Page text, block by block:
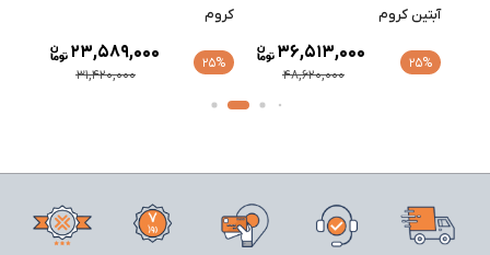
آبتین کروم
25%
48,620,000
36,513,000
کروم
25%
31,420,000
23,589,000